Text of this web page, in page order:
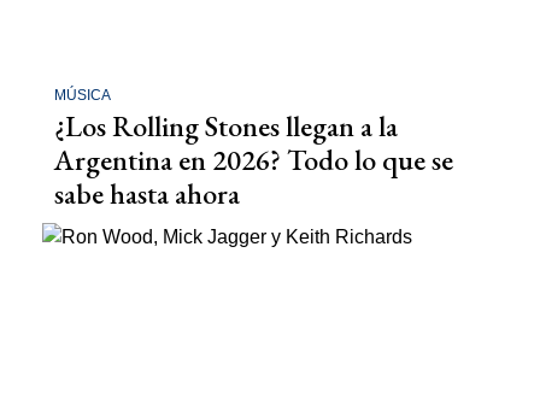
MÚSICA
¿Los Rolling Stones llegan a la
Argentina en 2026? Todo lo que se
sabe hasta ahora